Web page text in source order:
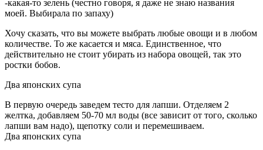
-какая-то зелень (честно говоря, я даже не знаю названия
моей. Выбирала по запаху)
Хочу сказать, что вы можете выбрать любые овощи и в любом
количестве. То же касается и мяса. Единственное, что
действительно не стоит убирать из набора овощей, так это
ростки бобов.
Два японских супа
В первую очередь заведем тесто для лапши. Отделяем 2
желтка, добавляем 50-70 мл воды (все зависит от того, сколько
лапши вам надо), щепотку соли и перемешиваем.
Два японских супа